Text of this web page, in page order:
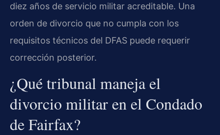
diez años de servicio militar acreditable. Una
orden de divorcio que no cumpla con los
requisitos técnicos del DFAS puede requerir
corrección posterior.
¿Qué tribunal maneja el
divorcio militar en el Condado
de Fairfax?